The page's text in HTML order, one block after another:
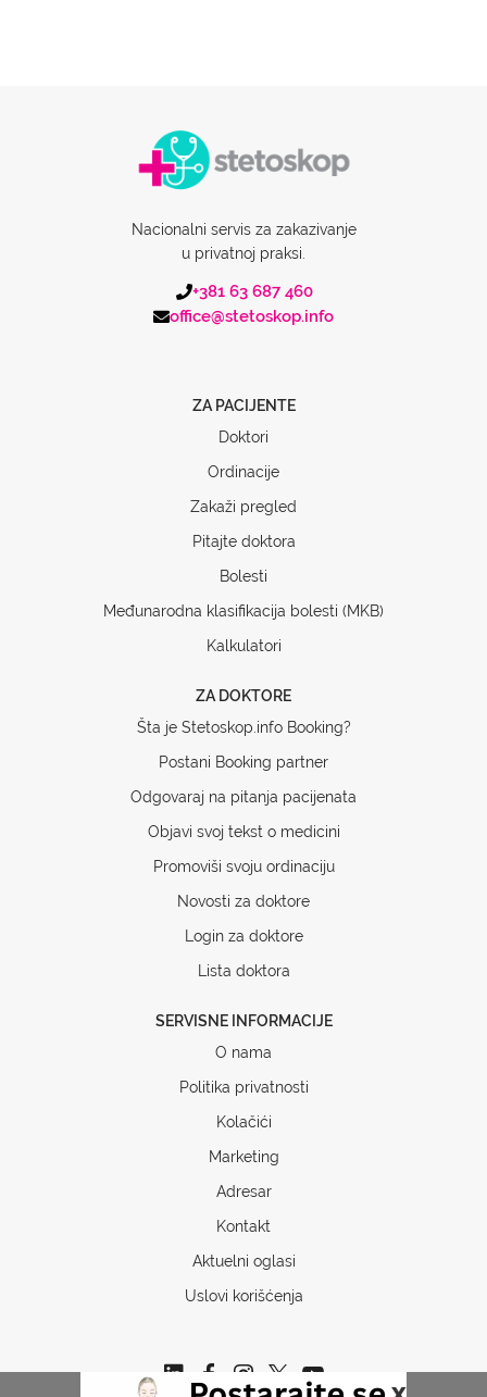
Nacionalni servis za zakazivanje
u privatnoj praksi.
+381 63 687 460
office@stetoskop.info
ZA PACIJENTE
Doktori
Ordinacije
Zakaži pregled
Pitajte doktora
Bolesti
Međunarodna klasifikacija bolesti (MKB)
Kalkulatori
ZA DOKTORE
Šta je Stetoskop.info Booking?
Postani Booking partner
Odgovaraj na pitanja pacijenata
Objavi svoj tekst o medicini
Promoviši svoju ordinaciju
Novosti za doktore
Login za doktore
Lista doktora
SERVISNE INFORMACIJE
O nama
Politika privatnosti
Kolačići
Marketing
Adresar
Kontakt
Aktuelni oglasi
Uslovi korišćenja